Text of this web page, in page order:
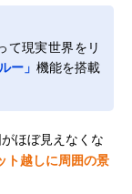
て現実世界をリ
ー」 機能を搭載
ほぼ見えなくな
ト越しに周囲の景